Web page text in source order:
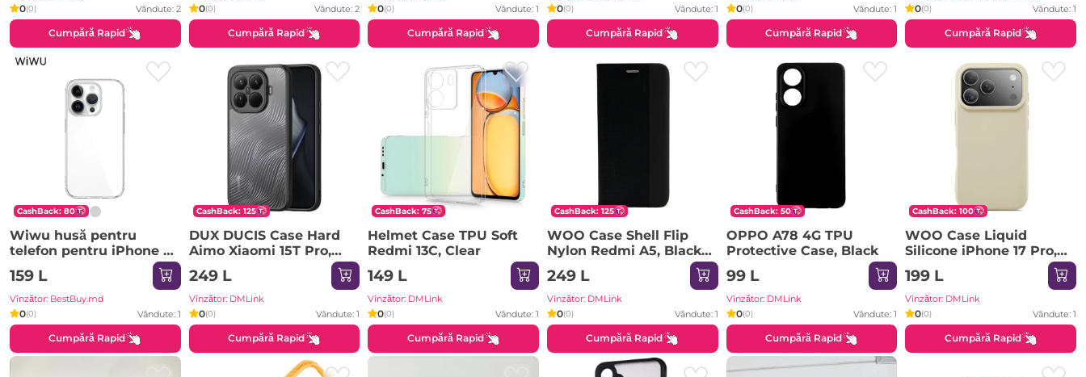
0(0) Vândute: 2
Cumpără Rapid
0(0) Vândute: 2
Cumpără Rapid
0(0) Vândute: 1
Cumpără Rapid
0(0) Vândute: 1
Cumpără Rapid
0(0) Vândute: 1
Cumpără Rapid
0(0) Vândute: 1
Cumpără Rapid
CashBack: 80
Wiwu husă pentru
telefon pentru iPhone 15
Pro, TPP-109
transparent Husa
159 L
Vînzător: BestBuy.md
0(0) Vândute: 1
Cumpără Rapid
CashBack: 125
DUX DUCIS Case Hard
Aimo Xiaomi 15T Pro,
Black
249 L
Vînzător: DMLink
0(0) Vândute: 1
Cumpără Rapid
CashBack: 75
Helmet Case TPU Soft
Redmi 13C, Clear
149 L
Vînzător: DMLink
0(0) Vândute: 1
Cumpără Rapid
CashBack: 125
WOO Case Shell Flip
Nylon Redmi A5, Black
(173mm)
249 L
Vînzător: DMLink
0(0) Vândute: 1
Cumpără Rapid
CashBack: 50
OPPO A78 4G TPU
Protective Case, Black
99 L
Vînzător: DMLink
0(0) Vândute: 1
Cumpără Rapid
CashBack: 100
WOO Case Liquid
Silicone iPhone 17 Pro,
Beige
199 L
Vînzător: DMLink
0(0) Vândute: 1
Cumpără Rapid